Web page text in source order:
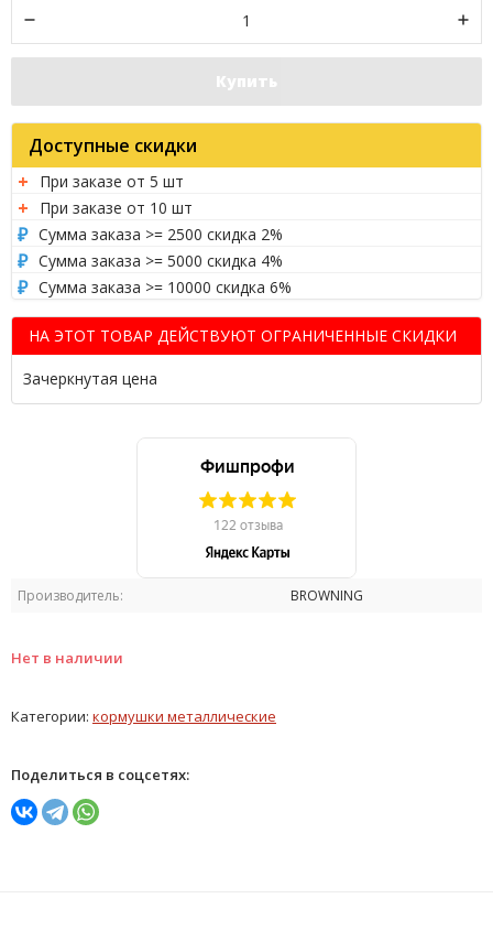
Производитель: BROWNING
Нет в наличии
Купить
Доступные скидки
При заказе от 5 шт
При заказе от 10 шт
Сумма заказа >= 2500 скидка 2%
Сумма заказа >= 5000 скидка 4%
Сумма заказа >= 10000 скидка 6%
НА ЭТОТ ТОВАР ДЕЙСТВУЮТ ОГРАНИЧЕННЫЕ СКИДКИ
Зачеркнутая цена
Категории: кормушки металлические
Поделиться в соцсетях: